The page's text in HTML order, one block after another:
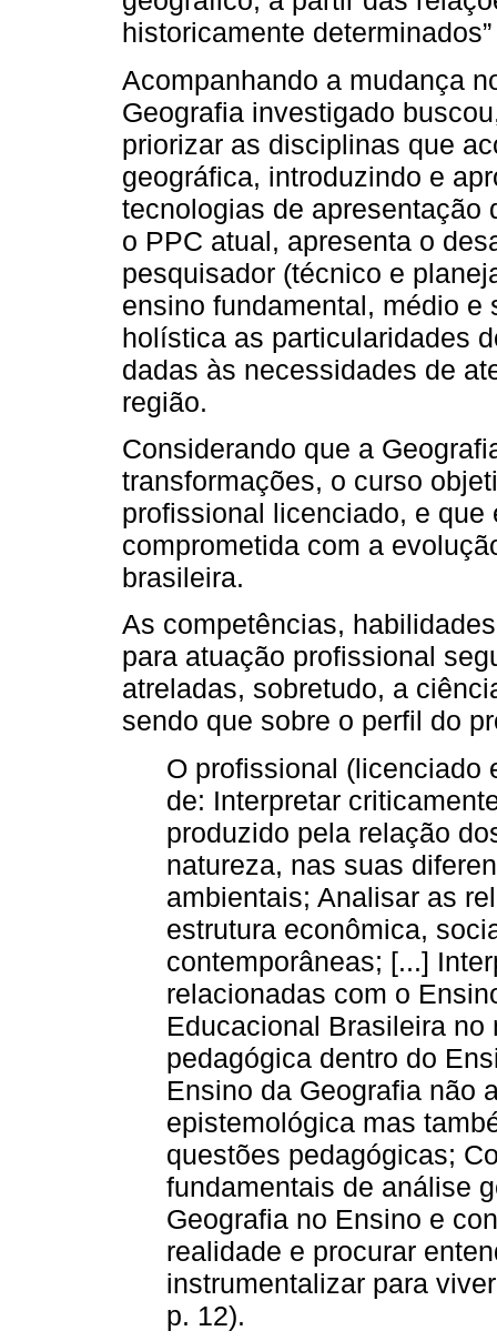
historicamente
Acompanhando a mudança
Geografia investigado
priorizar as disciplinas que
geográfica, introduzindo e
tecnologias de apresentação
o PPC atual, apresenta o
pesquisador (técnico e
ensino fundamental, médio e
holística as particularidades
dadas às necessidades de
região.
Considerando que a
transformações, o curso
profissional licenciado, e
comprometida com a
brasileira.
As competências,
para atuação profissional
atreladas, sobretudo, a
sendo que sobre o perfil do
O profissional (licenciado
de: Interpretar
produzido pela relação
natureza, nas suas
ambientais; Analisar as
estrutura econômica,
contemporâneas; [...]
relacionadas com o
Educacional Brasileira
pedagógica dentro do
Ensino da Geografia não
epistemológica mas
questões pedagógicas;
fundamentais de análise
Geografia no Ensino e
realidade e procurar
instrumentalizar para
p. 12).